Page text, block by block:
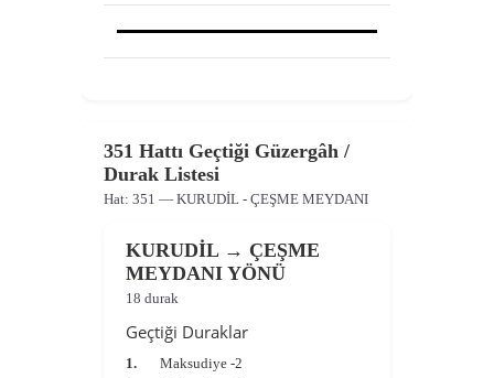
351 Hattı Geçtiği Güzergâh /
Durak Listesi
Hat: 351 — KURUDİL - ÇEŞME MEYDANI
KURUDİL → ÇEŞME
MEYDANI YÖNÜ
18 durak
Geçtiği Duraklar
1.
Maksudiye -2